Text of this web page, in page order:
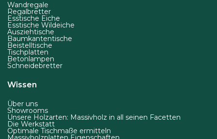
Wandregale
Regalbretter
Esstische Eiche
Esstische Wildeiche
Ausziehtische
Baumkantentische
Beistelltische
Tischplatten
Betonlampen
Schneidebretter
Wissen
Über uns
Showrooms
Unsere Holzarten: Massivholz in all seinen Facetten
Die Werkstatt
Optimale Tischmaße ermitteln